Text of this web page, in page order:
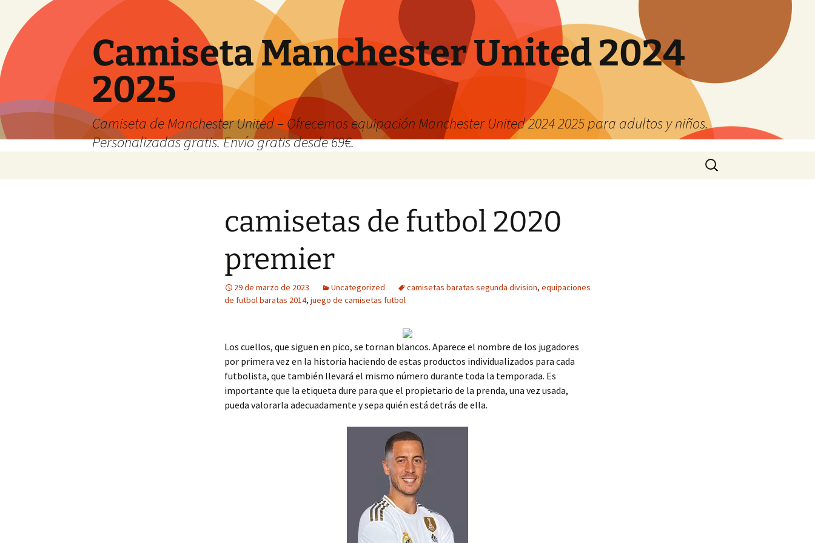
Camiseta Manchester United 2024
2025
Camiseta de Manchester United – Ofrecemos equipación Manchester United 2024 2025 para adultos y niños.
Personalizadas gratis. Envío gratis desde 69€.
Buscar:
camisetas de futbol 2020
premier
29 de marzo de 2023 Uncategorized camisetas baratas segunda division, equipaciones
de futbol baratas 2014, juego de camisetas futbol
Los cuellos, que siguen en pico, se tornan blancos. Aparece el nombre de los jugadores
por primera vez en la historia haciendo de estas productos individualizados para cada
futbolista, que también llevará el mismo número durante toda la temporada. Es
importante que la etiqueta dure para que el propietario de la prenda, una vez usada,
pueda valorarla adecuadamente y sepa quién está detrás de ella.